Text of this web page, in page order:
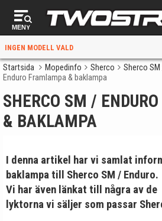
MENY
INGEN MODELL VALD
VÄLJ MOPED FÖR
VÄLJ
Startsida Mopedinfo Sherco Sherco
Enduro Framlampa & baklampa
SHERCO SM /
& BAKLAMPA
I denna artikel har vi samlat
baklampa till Sherco SM / Enduro.
Vi har även länkat till några av de
lyktorna vi säljer som passar